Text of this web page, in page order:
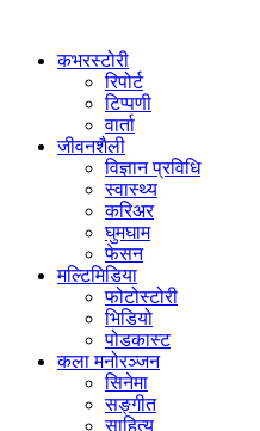
कभरस्टोरी
रिपोर्ट
टिप्पणी
वार्ता
जीवनशैली
विज्ञान प्रविधि
स्वास्थ्य
करिअर
घुमघाम
फेसन
मल्टिमिडिया
फोटोस्टोरी
भिडियो
पोडकास्ट
कला मनोरञ्जन
सिनेमा
सङ्गीत
साहित्य